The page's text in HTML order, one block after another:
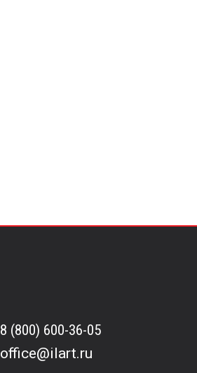
8 (800) 600-36-05
office@ilart.ru